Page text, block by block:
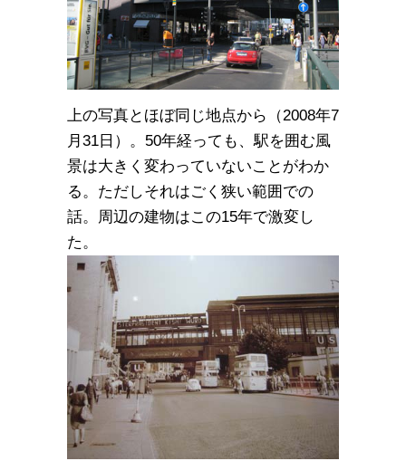
上の写真とほぼ同じ地点から（2008年7
月31日）。50年経っても、駅を囲む風
景は大きく変わっていないことがわか
る。ただしそれはごく狭い範囲での
話。周辺の建物はこの15年で激変し
た。